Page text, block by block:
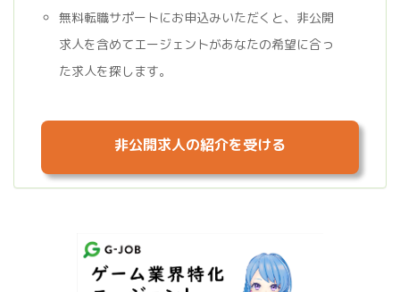
無料転職サポートにお申込みいただくと、非公開
求人を含めてエージェントがあなたの希望に合っ
た求人を探します。
非公開求人の紹介を受ける